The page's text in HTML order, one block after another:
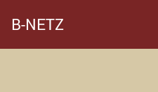
B-NETZ